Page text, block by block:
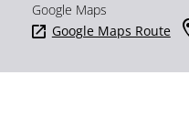
Google Maps
Google Maps Route